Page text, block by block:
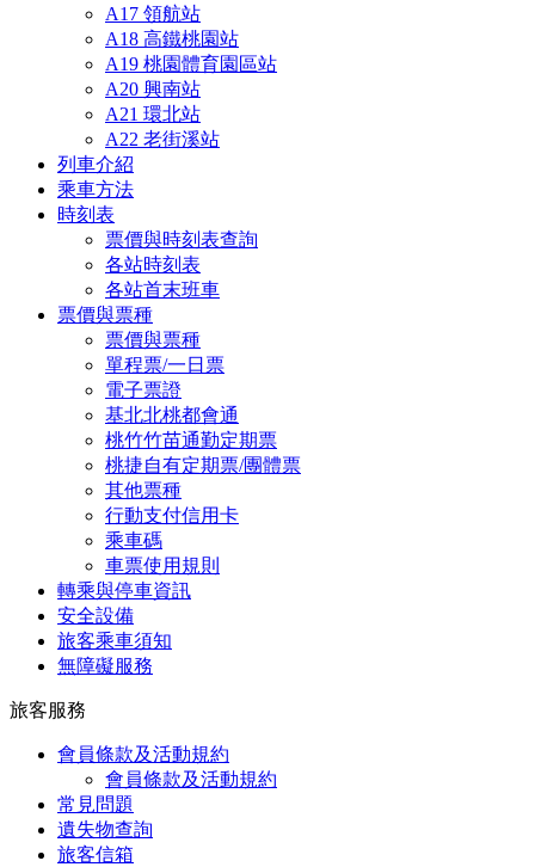
A17 領航站
A18 高鐵桃園站
A19 桃園體育園區站
A20 興南站
A21 環北站
A22 老街溪站
列車介紹
乘車方法
時刻表
票價與時刻表查詢
各站時刻表
各站首末班車
票價與票種
票價與票種
單程票/一日票
電子票證
基北北桃都會通
桃竹竹苗通勤定期票
桃捷自有定期票/團體票
其他票種
行動支付信用卡
乘車碼
車票使用規則
轉乘與停車資訊
安全設備
旅客乘車須知
無障礙服務
旅客服務
會員條款及活動規約
會員條款及活動規約
常見問題
遺失物查詢
旅客信箱